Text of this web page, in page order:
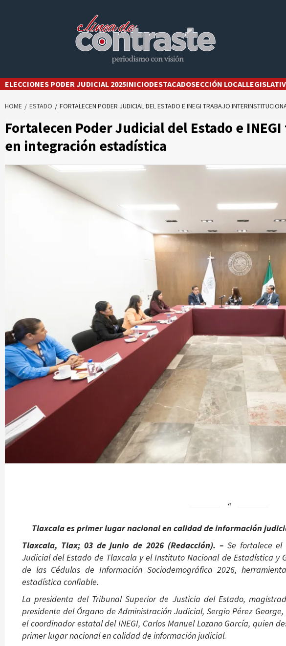
ELECCIONES PODER JUDICIAL 2025INICIODESTACADOSECCIÓN LOCAL
HOME ESTADO FORTALECEN PODER JUDICIAL DEL ESTADO E INEGI TRABAJO
Fortalecen Poder Judicial del Estado e
en integración estadística
Tlaxcala es primer lugar nacional en calidad de información
Tlaxcala, Tlax; 03 de junio de 2026 (Redacción). –Se fortalece el
Judicial del Estado de Tlaxcala y el Instituto Nacional de Estadística y
de las Cédulas de Información Sociodemográfica 2026,
estadística confiable.
La presidenta del Tribunal Superior de Justicia del Estado,
presidente del Órgano de Administración Judicial, Sergio Pérez
el coordinador estatal del INEGI, Carlos Manuel Lozano García, quien
primer lugar nacional en calidad de información judicial.